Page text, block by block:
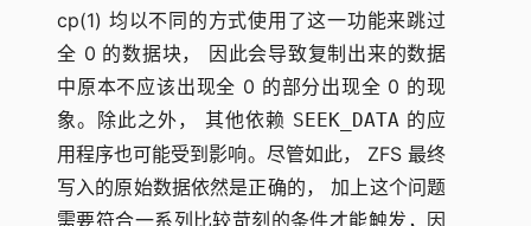
cp(1) 均以不同的方式使用了这一功能来跳过
全 0 的数据块， 因此会导致复制出来的数据
中原本不应该出现全 0 的部分出现全 0 的现
象。除此之外， 其他依赖 SEEK_DATA 的应
用程序也可能受到影响。尽管如此， ZFS 最终
写入的原始数据依然是正确的， 加上这个问题
需要符合一系列比较苛刻的条件才能触发，因